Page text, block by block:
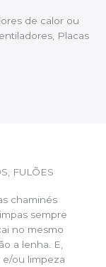
de calor ou
Placas
FULÕES
chaminés
sempre
no mesmo
a lenha. E,
e/ou limpeza